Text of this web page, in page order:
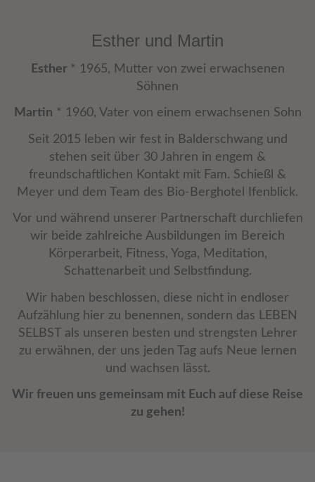
Esther und Martin
Esther * 1965, Mutter von zwei erwachsenen
Söhnen
Martin * 1960, Vater von einem erwachsenen Sohn
Seit 2015 leben wir fest in Balderschwang und
stehen seit über 30 Jahren in engem &
freundschaftlichen Kontakt mit Fam. Schießl &
Meyer und dem Team des Bio-Berghotel Ifenblick.
Vor und während unserer Partnerschaft durchliefen
wir beide zahlreiche Ausbildungen im Bereich
Körperarbeit, Fitness, Yoga, Meditation,
Schattenarbeit und Selbstfindung.
Wir haben beschlossen, diese nicht in endloser
Aufzählung hier zu benennen, sondern das LEBEN
SELBST als unseren besten und strengsten Lehrer
zu erwähnen, der uns jeden Tag aufs Neue lernen
und wachsen lässt.
Wir freuen uns gemeinsam mit Euch auf diese Reise
zu gehen!